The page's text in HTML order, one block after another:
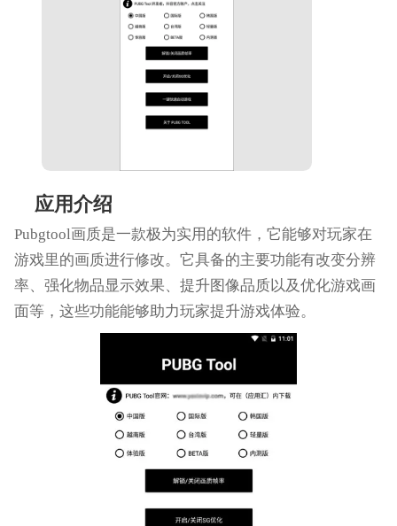
应用介绍
Pubgtool画质是一款极为实用的软件，它能够对玩家在
游戏里的画质进行修改。它具备的主要功能有改变分辨
率、强化物品显示效果、提升图像品质以及优化游戏画
面等，这些功能能够助力玩家提升游戏体验。